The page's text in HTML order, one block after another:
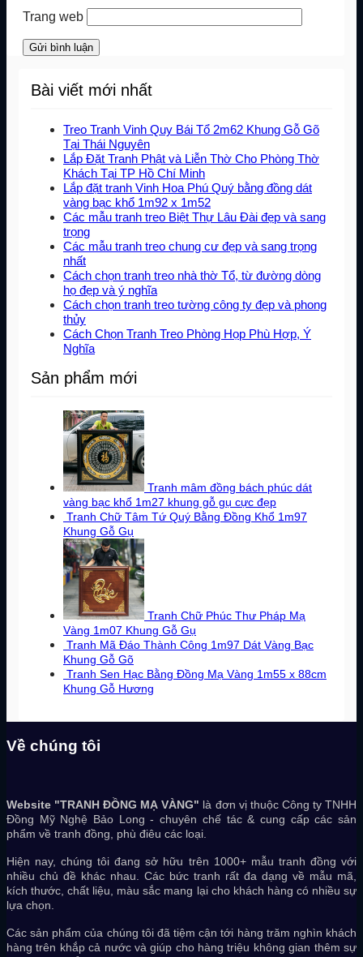
Trang web
Bài viết mới nhất
Treo Tranh Vinh Quy Bái Tổ 2m62 Khung Gỗ Gõ
Tại Thái Nguyên
Lắp Đặt Tranh Phật và Liễn Thờ Cho Phòng Thờ
Khách Tại TP Hồ Chí Minh
Lắp đặt tranh Vinh Hoa Phú Quý bằng đồng dát
vàng bạc khổ 1m92 x 1m52
Các mẫu tranh treo Biệt Thự Lâu Đài đẹp và sang
trọng
Các mẫu tranh treo chung cư đẹp và sang trọng
nhất
Cách chọn tranh treo nhà thờ Tổ, từ đường dòng
họ đẹp và ý nghĩa
Cách chọn tranh treo tường công ty đẹp và phong
thủy
Cách Chọn Tranh Treo Phòng Họp Phù Hợp, Ý
Nghĩa
Sản phẩm mới
Tranh mâm đồng bách phúc dát
vàng bạc khổ 1m27 khung gỗ gụ cực đẹp
Tranh Chữ Tâm Tứ Quý Bằng Đồng Khổ 1m97
Khung Gỗ Gụ
Tranh Chữ Phúc Thư Pháp Mạ
Vàng 1m07 Khung Gỗ Gụ
Tranh Mã Đáo Thành Công 1m97 Dát Vàng Bạc
Khung Gỗ Gõ
Tranh Sen Hạc Bằng Đồng Mạ Vàng 1m55 x 88cm
Khung Gỗ Hương
Về chúng tôi
Website "TRANH ĐỒNG MẠ VÀNG" là đơn vị thuộc Công ty TNHH
Đồng Mỹ Nghệ Bảo Long - chuyên chế tác & cung cấp các sản
phẩm về tranh đồng, phù điêu các loại.
Hiện nay, chúng tôi đang sở hữu trên 1000+ mẫu tranh đồng với
nhiều chủ đề khác nhau. Các bức tranh rất đa dạng về mẫu mã,
kích thước, chất liệu, màu sắc mang lại cho khách hàng có nhiều sự
lựa chọn.
Các sản phẩm của chúng tôi đã tiệm cận tới hàng trăm nghìn khách
hàng trên khắp cả nước và giúp cho hàng triệu không gian thêm sự